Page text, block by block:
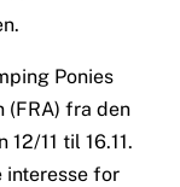
Ponies
fra den
12/11 til 16.11.
interesse for